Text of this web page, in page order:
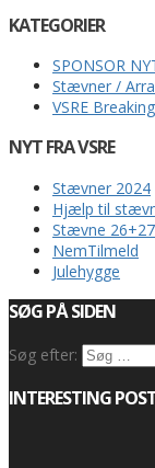
KATEGORIER
SPONSOR
Stævner /
VSRE
NYT FRA VSRE
Stævner 2024
Hjælp til
Stævne
NemTilmeld
Julehygge
SØG PÅ SIDEN
Søg efter:
INTERESTING